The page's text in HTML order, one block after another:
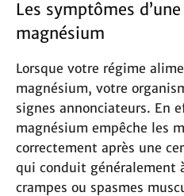
Les symptômes
magnésium
Lorsque votre régime
magnésium, votre
signes annonciateurs. En
magnésium empêche les
correctement après une
qui conduit généralement
crampes ou spasmes